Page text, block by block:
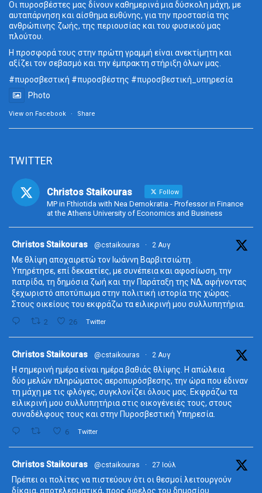
Οι πυροσβέστες μας δίνουν καθημερινά μια δύσκολη μάχη, με
αυταπάρνηση και αίσθημα ευθύνης, για την προστασία της
ανθρώπινης ζωής, της περιουσίας και του φυσικού μας
πλούτου.
Η προσφορά τους στην πρώτη γραμμή είναι ανεκτίμητη και
αξίζει τον σεβασμό και την έμπρακτη στήριξη όλων μας.
#πυροσβεστική #πυροσβέστης #πυροσβεστική_ υπηρεσία
Photo
View on Facebook · Share
TWITTER
Christos Staikouras Follow
MP in Fthiotida with Nea Demokratia - Professor in Finance
at the Athens University of Economics and Business
Christos Staikouras @cstaikouras · 2 Αυγ
Με θλίψη αποχαιρετώ τον Ιωάννη Βαρβιτσιώτη.
Υπηρέτησε, επί δεκαετίες, με συνέπεια και αφοσίωση, την
πατρίδα, τη δημόσια ζωή και την Παράταξη της ΝΔ, αφήνοντας
ξεχωριστό αποτύπωμα στην πολιτική ιστορία της χώρας.
Στους οικείους του εκφράζω τα ειλικρινή μου συλλυπητήρια.
2 26 Twitter
Christos Staikouras @cstaikouras · 2 Αυγ
Η σημερινή ημέρα είναι ημέρα βαθιάς θλίψης. Η απώλεια
δύο μελών πληρώματος αεροπυρόσβεσης, την ώρα που έδιναν
τη μάχη με τις φλόγες, συγκλονίζει όλους μας. Εκφράζω τα
ειλικρινή μου συλλυπητήρια στις οικογένειές τους, στους
συναδέλφους τους και στην Πυροσβεστική Υπηρεσία.
6 Twitter
Christos Staikouras @cstaikouras · 27 Ιούλ
Πρέπει οι πολίτες να πιστεύουν ότι οι θεσμοί λειτουργούν
δίκαια, αποτελεσματικά, προς όφελος του δημοσίου